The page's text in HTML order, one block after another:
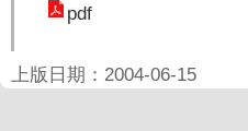
pdf
上版日期：2004-06-15